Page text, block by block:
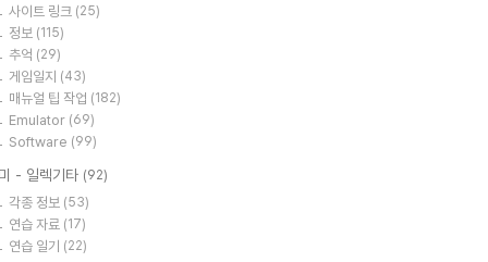
사이트 링크 (25)
정보 (115)
추억 (29)
게임일지 (43)
매뉴얼 팁 작업 (182)
Emulator (69)
Software (99)
- 일렉기타 (92)
각종 정보 (53)
연습 자료 (17)
연습 일기 (22)